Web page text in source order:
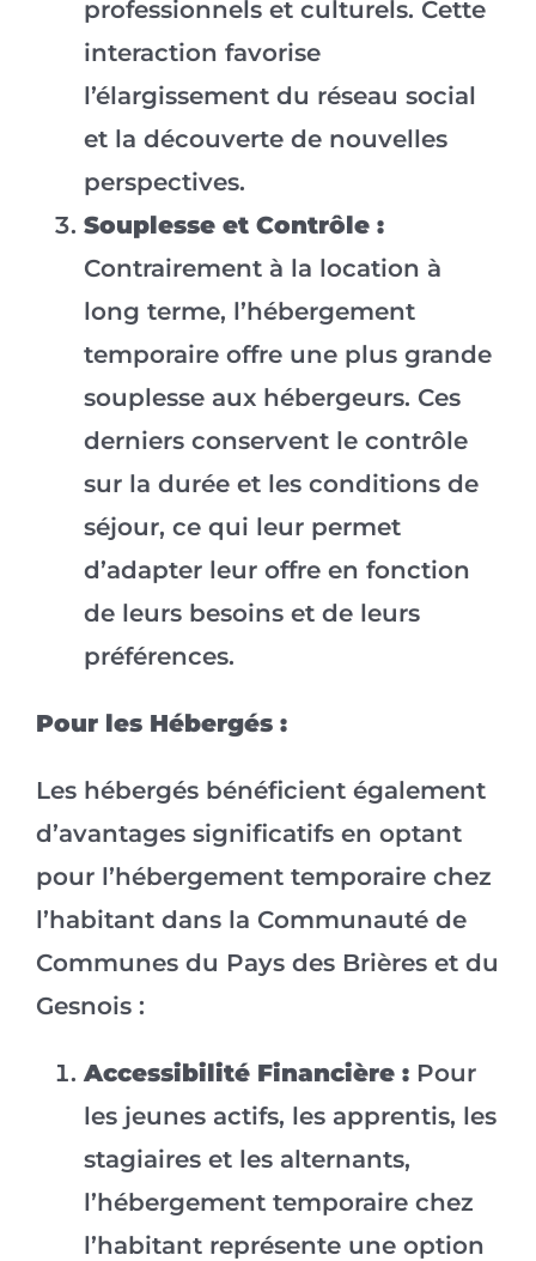
professionnels et culturels. Cette
interaction favorise
l’élargissement du réseau social
et la découverte de nouvelles
perspectives.
Souplesse et Contrôle :
Contrairement à la location à
long terme, l’hébergement
temporaire offre une plus grande
souplesse aux hébergeurs. Ces
derniers conservent le contrôle
sur la durée et les conditions de
séjour, ce qui leur permet
d’adapter leur offre en fonction
de leurs besoins et de leurs
préférences.
Pour les Hébergés :
Les hébergés bénéficient également
d’avantages significatifs en optant
pour l’hébergement temporaire chez
l’habitant dans la Communauté de
Communes du Pays des Brières et du
Gesnois :
Accessibilité Financière :Pour
les jeunes actifs, les apprentis, les
stagiaires et les alternants,
l’hébergement temporaire chez
l’habitant représente une option